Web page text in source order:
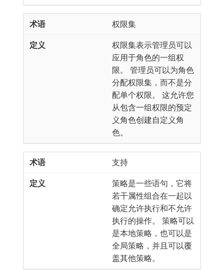
权限集
权限集表示管理员可以
应用于角色的一组权
限。 管理员可以为角色
分配权限集，而不是分
配单个权限。 这允许您
从包含一组权限的预定
义角色创建自定义角
色。
支持
策略是一些语句，它将
若干属性组合在一起以
确定允许执行和不允许
执行的操作。 策略可以
是本地策略，也可以是
全局策略，并且可以覆
盖其他策略。